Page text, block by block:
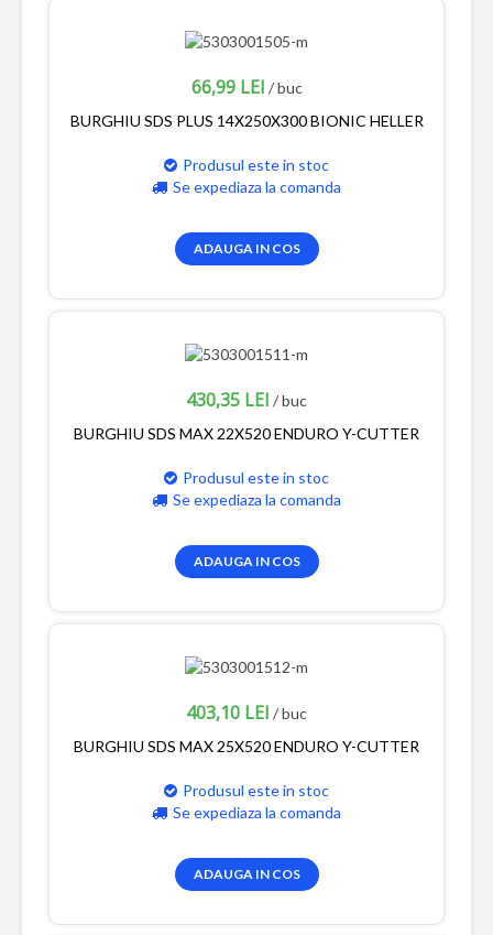
66,99 LEI / buc
BURGHIU SDS PLUS 14X250X300 BIONIC HELLER
Produsul este in stoc
Se expediaza la comanda
ADAUGA IN COS
430,35 LEI / buc
BURGHIU SDS MAX 22X520 ENDURO Y-CUTTER
Produsul este in stoc
Se expediaza la comanda
ADAUGA IN COS
403,10 LEI / buc
BURGHIU SDS MAX 25X520 ENDURO Y-CUTTER
Produsul este in stoc
Se expediaza la comanda
ADAUGA IN COS